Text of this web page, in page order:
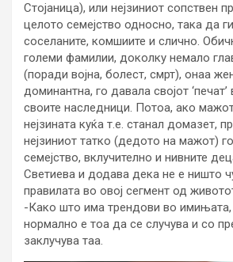
Стојаница), или нејзиниот сопствен
целото семејство односно, така да
соселаните, комшиите и слично.
големи фамилии, доколку немало
(поради војна, болест, смрт), онаа
доминантна, го давала својот
своите наследници. Потоа, ако
нејзината куќа т.е. станал домазет,
нејзиниот татко (дедото на мажот)
семејство, вклучително и нивните
Светиева и додава дека не е ништо
правилата во овој сегмент од
-Како што има трендови во
нормално е тоа да се случува и со
заклучува таа.